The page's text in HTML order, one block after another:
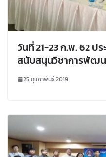
วันที่​ 21-23​ ก.พ. 62 ป
สนับสนุน​วิชาการ​พัฒน
อาหาร​ปลอดภัย
25 กุมภาพันธ์ 2019